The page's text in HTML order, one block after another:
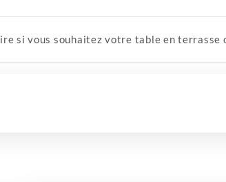
si vous souhaitez votre table en terrasse